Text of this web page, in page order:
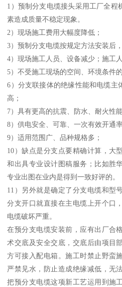
1）预制分支电缆接头采用工厂全程
素造成质量不稳定现象。
2）现场施工费用大幅度降低；
3）预制分支电缆按规定方法安装后
4）现场施工人员、设备减少；施工
5）不受施工现场的空间、环境条件
6）分支联接体的绝缘性能和电缆主
高；
7）具有更高的抗震、防水、耐火性能
8）供电安全、可靠、一次有效开通
9）适用范围广、品种规格多；
10）缺点是分支点要精确计算，大
和出具专业设计图稿服务；比如胜
专业出图在业内是得到一致好评的。
11）另外就是确定了分支电缆和型
分支开口就直接在主电缆上开个口
电缆破坏严重。
在预分支电缆安装前，应有出厂合
术交底及安全交底，交底后由项目
方可接入配电箱。施工时禁止野蛮
严禁见水，防止造成绝缘减低，无
把预分支电缆这项新工艺运用到施